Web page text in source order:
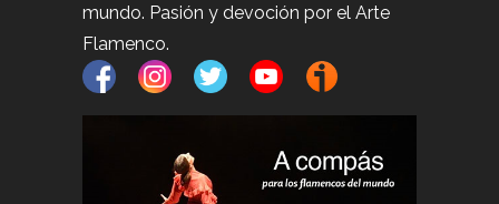
mundo. Pasión y devoción por el Arte
Flamenco.